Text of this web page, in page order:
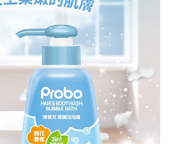
護人之同意方可使用
之損失，本公司不負相關責
號之用戶狀況，依本公司即
之情形，本公司將視審查結果
。若發現惡意使用之情形，
用額度並採取法律行動。